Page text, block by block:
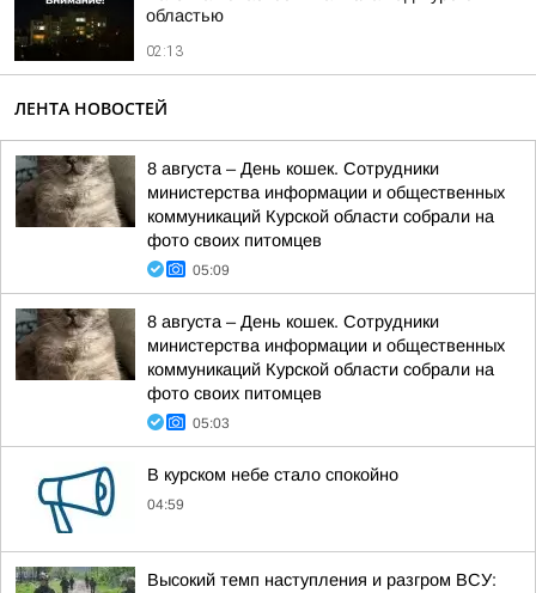
областью
02:13
ЛЕНТА НОВОСТЕЙ
8 августа – День кошек. Сотрудники
министерства информации и общественных
коммуникаций Курской области собрали на
фото своих питомцев
05:09
8 августа – День кошек. Сотрудники
министерства информации и общественных
коммуникаций Курской области собрали на
фото своих питомцев
05:03
В курском небе стало спокойно
04:59
Высокий темп наступления и разгром ВСУ: